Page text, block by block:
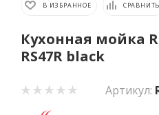
В ИЗБРАННОЕ СРАВНИТЬ
Кухонная мойка
RS47R black
Артикул: